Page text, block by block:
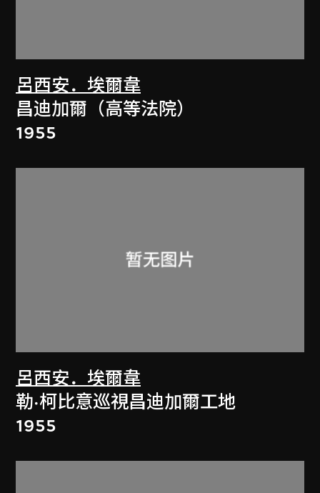
呂西安．埃爾韋
昌迪加爾（高等法院）
1955
呂西安．埃爾韋
勒·柯比意巡視昌迪加爾工地
1955